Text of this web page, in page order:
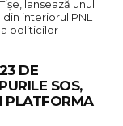
lansează unul
interiorul PNL
politicilor
DE
SOS,
PLATFORMA